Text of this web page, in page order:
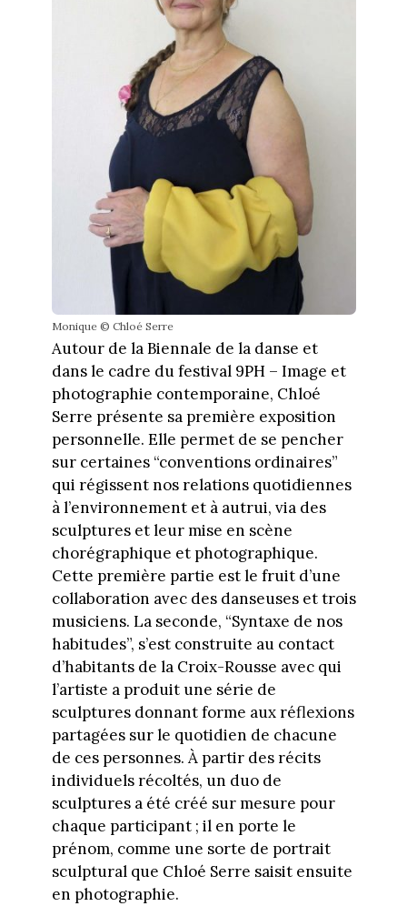
Monique © Chloé Serre
Autour de la Biennale de la danse et
dans le cadre du festival 9PH – Image et
photographie contemporaine, Chloé
Serre présente sa première exposition
personnelle. Elle permet de se pencher
sur certaines “conventions ordinaires”
qui régissent nos relations quotidiennes
à l’environnement et à autrui, via des
sculptures et leur mise en scène
chorégraphique et photographique.
Cette première partie est le fruit d’une
collaboration avec des danseuses et trois
musiciens. La seconde, “Syntaxe de nos
habitudes”, s’est construite au contact
d’habitants de la Croix-Rousse avec qui
l’artiste a produit une série de
sculptures donnant forme aux réflexions
partagées sur le quotidien de chacune
de ces personnes. À partir des récits
individuels récoltés, un duo de
sculptures a été créé sur mesure pour
chaque participant ; il en porte le
prénom, comme une sorte de portrait
sculptural que Chloé Serre saisit ensuite
en photographie.